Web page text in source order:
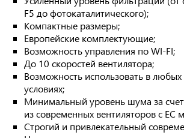
F5 до фотокаталитического);
Компактные размеры;
Европейские комплектующие;
Возможность управления по WI-FI;
До 10 скоростей вентилятора;
Возможность использовать в
условиях;
Минимальный уровень шума за счет
из современных вентиляторов с ЕС
Строгий и привлекательный